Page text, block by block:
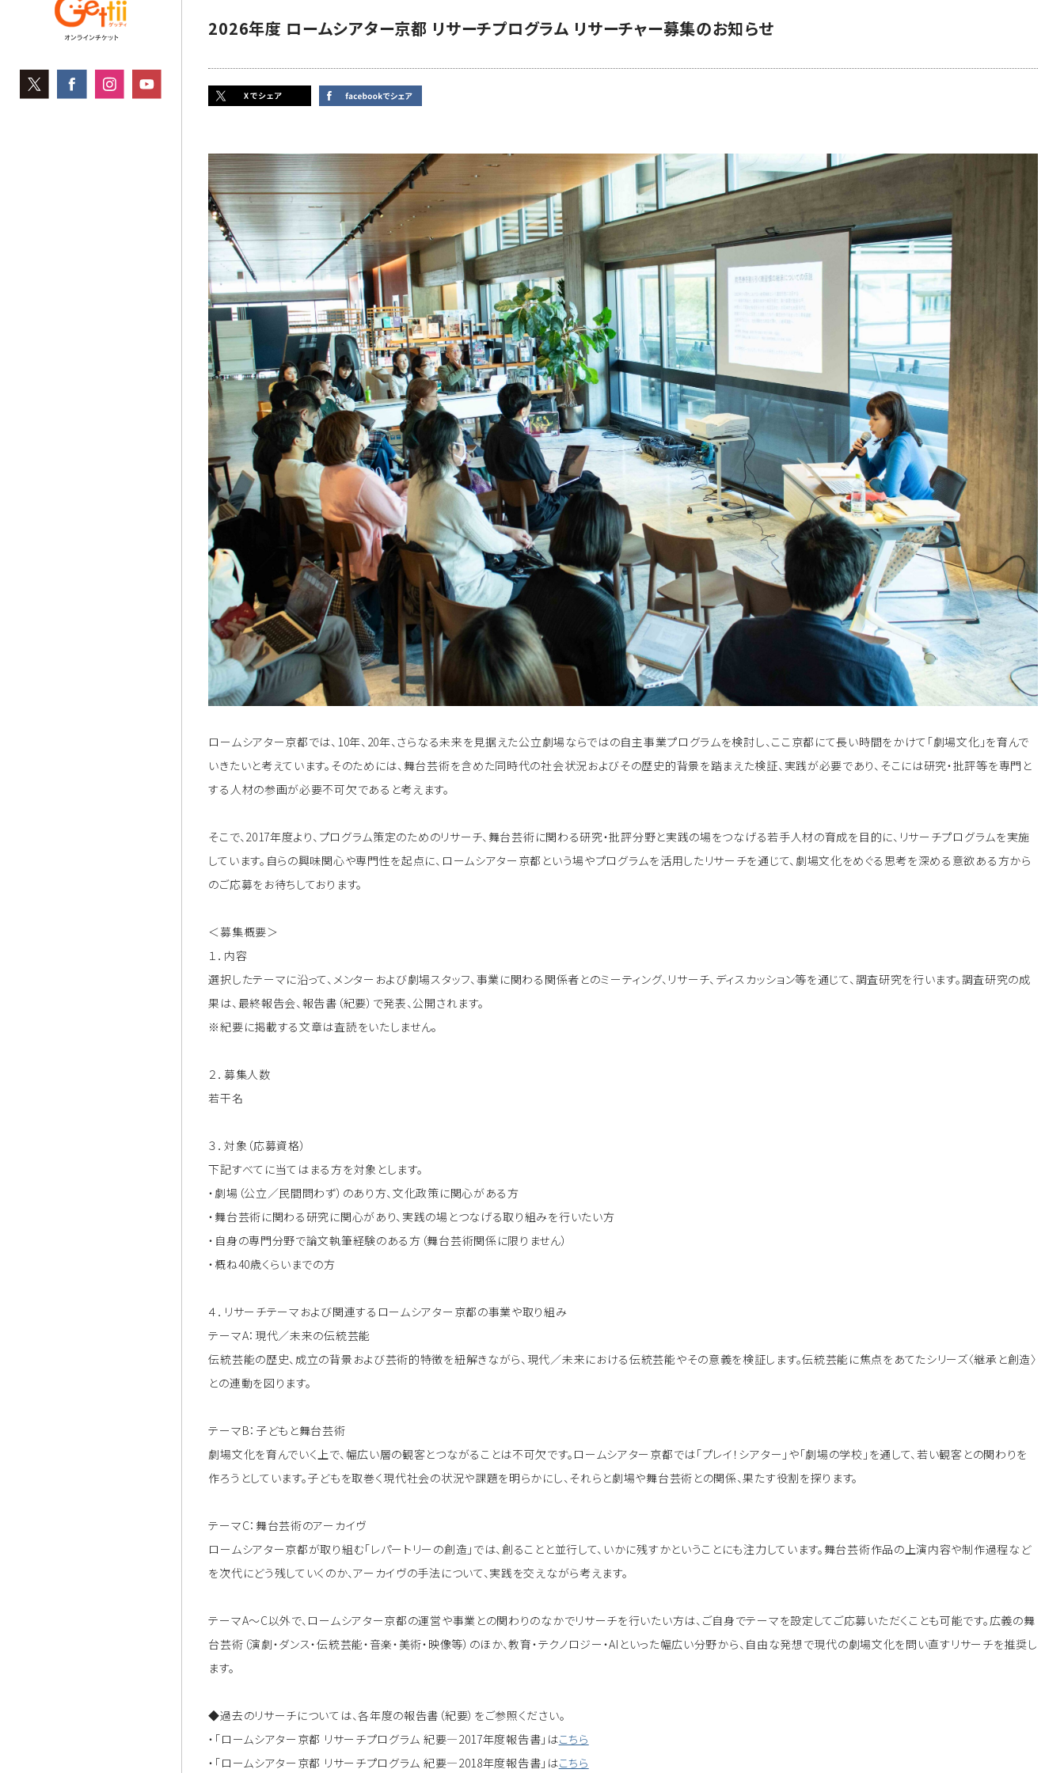
2026年度 ロームシアター京都 リサーチプログラム リサーチャー募集のお知らせ
ロームシアター京都では、10年、20年、さらなる未来を見据えた公立劇場ならではの自主事業プログラムを検討し、ここ京都にて長い時間をかけて「劇場文化」を育んで
いきたいと考えています。そのためには、舞台芸術を含めた同時代の社会状況およびその歴史的背景を踏まえた検証、実践が必要であり、そこには研究・批評等を専門と
する人材の参画が必要不可欠であると考えます。
そこで、2017年度より、プログラム策定のためのリサーチ、舞台芸術に関わる研究・批評分野と実践の場をつなげる若手人材の育成を目的に、リサーチプログラムを実施
しています。自らの興味関心や専門性を起点に、ロームシアター京都という場やプログラムを活用したリサーチを通じて、劇場文化をめぐる思考を深める意欲ある方から
のご応募をお待ちしております。
＜募集概要＞
１．内容
選択したテーマに沿って、メンターおよび劇場スタッフ、事業に関わる関係者とのミーティング、リサーチ、ディスカッション等を通じて、調査研究を行います。調査研究の成
果は、最終報告会、報告書（紀要）で発表、公開されます。
※紀要に掲載する文章は査読をいたしません。
２．募集人数
若干名
３．対象（応募資格）
下記すべてに当てはまる方を対象とします。
・劇場（公立／民間問わず）のあり方、文化政策に関心がある方
・舞台芸術に関わる研究に関心があり、実践の場とつなげる取り組みを行いたい方
・自身の専門分野で論文執筆経験のある方（舞台芸術関係に限りません）
・概ね40歳くらいまでの方
４．リサーチテーマおよび関連するロームシアター京都の事業や取り組み
テーマA：現代／未来の伝統芸能
伝統芸能の歴史、成立の背景および芸術的特徴を紐解きながら、現代／未来における伝統芸能やその意義を検証します。伝統芸能に焦点をあてたシリーズ〈継承と創造〉
との連動を図ります。
テーマB：子どもと舞台芸術
劇場文化を育んでいく上で、幅広い層の観客とつながることは不可欠です。ロームシアター京都では「プレイ！シアター」や「劇場の学校」を通して、若い観客との関わりを
作ろうとしています。子どもを取巻く現代社会の状況や課題を明らかにし、それらと劇場や舞台芸術との関係、果たす役割を探ります。
テーマC：舞台芸術のアーカイヴ
ロームシアター京都が取り組む「レパートリーの創造」では、創ることと並行して、いかに残すかということにも注力しています。舞台芸術作品の上演内容や制作過程など
を次代にどう残していくのか、アーカイヴの手法について、実践を交えながら考えます。
テーマA～C以外で、ロームシアター京都の運営や事業との関わりのなかでリサーチを行いたい方は、ご自身でテーマを設定してご応募いただくことも可能です。広義の舞
台芸術（演劇・ダンス・伝統芸能・音楽・美術・映像等）のほか、教育・テクノロジー・AIといった幅広い分野から、自由な発想で現代の劇場文化を問い直すリサーチを推奨し
ます。
◆過去のリサーチについては、各年度の報告書（紀要）をご参照ください。
・「ロームシアター京都 リサーチプログラム 紀要―2017年度報告書」はこちら
・「ロームシアター京都 リサーチプログラム 紀要―2018年度報告書」はこちら